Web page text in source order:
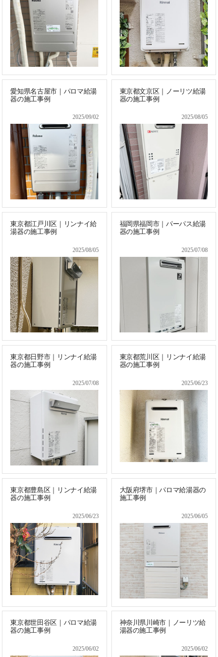
愛知県名古屋市｜パロマ給湯
器の施工事例
2025/09/02
東京都文京区｜ノーリツ給湯
器の施工事例
2025/08/05
東京都江戸川区｜リンナイ給
湯器の施工事例
2025/08/05
福岡県福岡市｜パーパス給湯
器の施工事例
2025/07/08
東京都日野市｜リンナイ給湯
器の施工事例
2025/07/08
東京都荒川区｜リンナイ給湯
器の施工事例
2025/06/23
東京都豊島区｜リンナイ給湯
器の施工事例
2025/06/23
大阪府堺市｜パロマ給湯器の
施工事例
2025/06/05
東京都世田谷区｜パロマ給湯
器の施工事例
2025/06/02
神奈川県川崎市｜ノーリツ給
湯器の施工事例
2025/06/02